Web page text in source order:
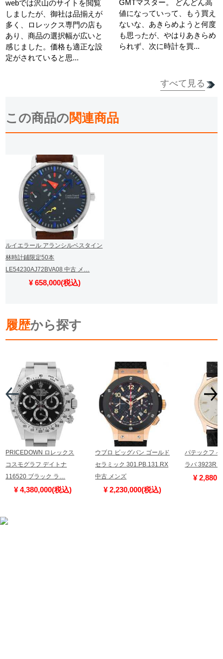
webでは沢山のサイトを閲覧
しましたが、御社は品揃えが
多く、ロレックス専門の店も
あり、商品の選択幅が広いと
感じました。価格も適正な設
定がされていると思...
GMTマスター。 どんどん高
値になっていって、もう買え
ないな、あきらめようと何度
も思ったが、やはりあきらめ
られず、次に時計を買...
すべて見る
この商品の関連商品
ルイエラール アランシルベスタイン
林時計鋪限定50本
LE54230AJ72BVA08 中古 メ…
¥ 658,000(税込)
履歴から探す
PRICEDOWN ロレックス
コスモグラフ デイトナ
116520 ブラック ラ…
¥ 4,380,000(税込)
ウブロ ビッグバン ゴールド
セラミック 301.PB.131.RX
中古 メンズ
¥ 2,230,000(税込)
パテックフィ
ラバ 3923R
¥